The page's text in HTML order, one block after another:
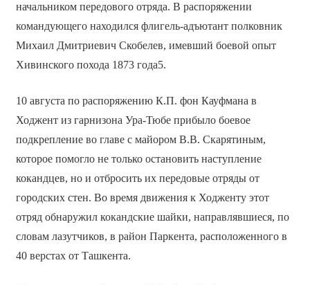
начальником передового отряда. В распоряжении
командующего находился флигель-адъютант полковник
Михаил Дмитриевич Скобелев, имевший боевой опыт
Хивинского похода 1873 года5.
10 августа по распоряжению К.П. фон Кауфмана в
Ходжент из гарнизона Ура-Тюбе прибыло боевое
подкрепление во главе с майором В.В. Скарятиным,
которое помогло не только остановить наступление
кокандцев, но и отбросить их передовые отряды от
городских стен. Во время движения к Ходженту этот
отряд обнаружил кокандские шайки, направлявшиеся, по
словам лазутчиков, в район Паркента, расположенного в
40 верстах от Ташкента.